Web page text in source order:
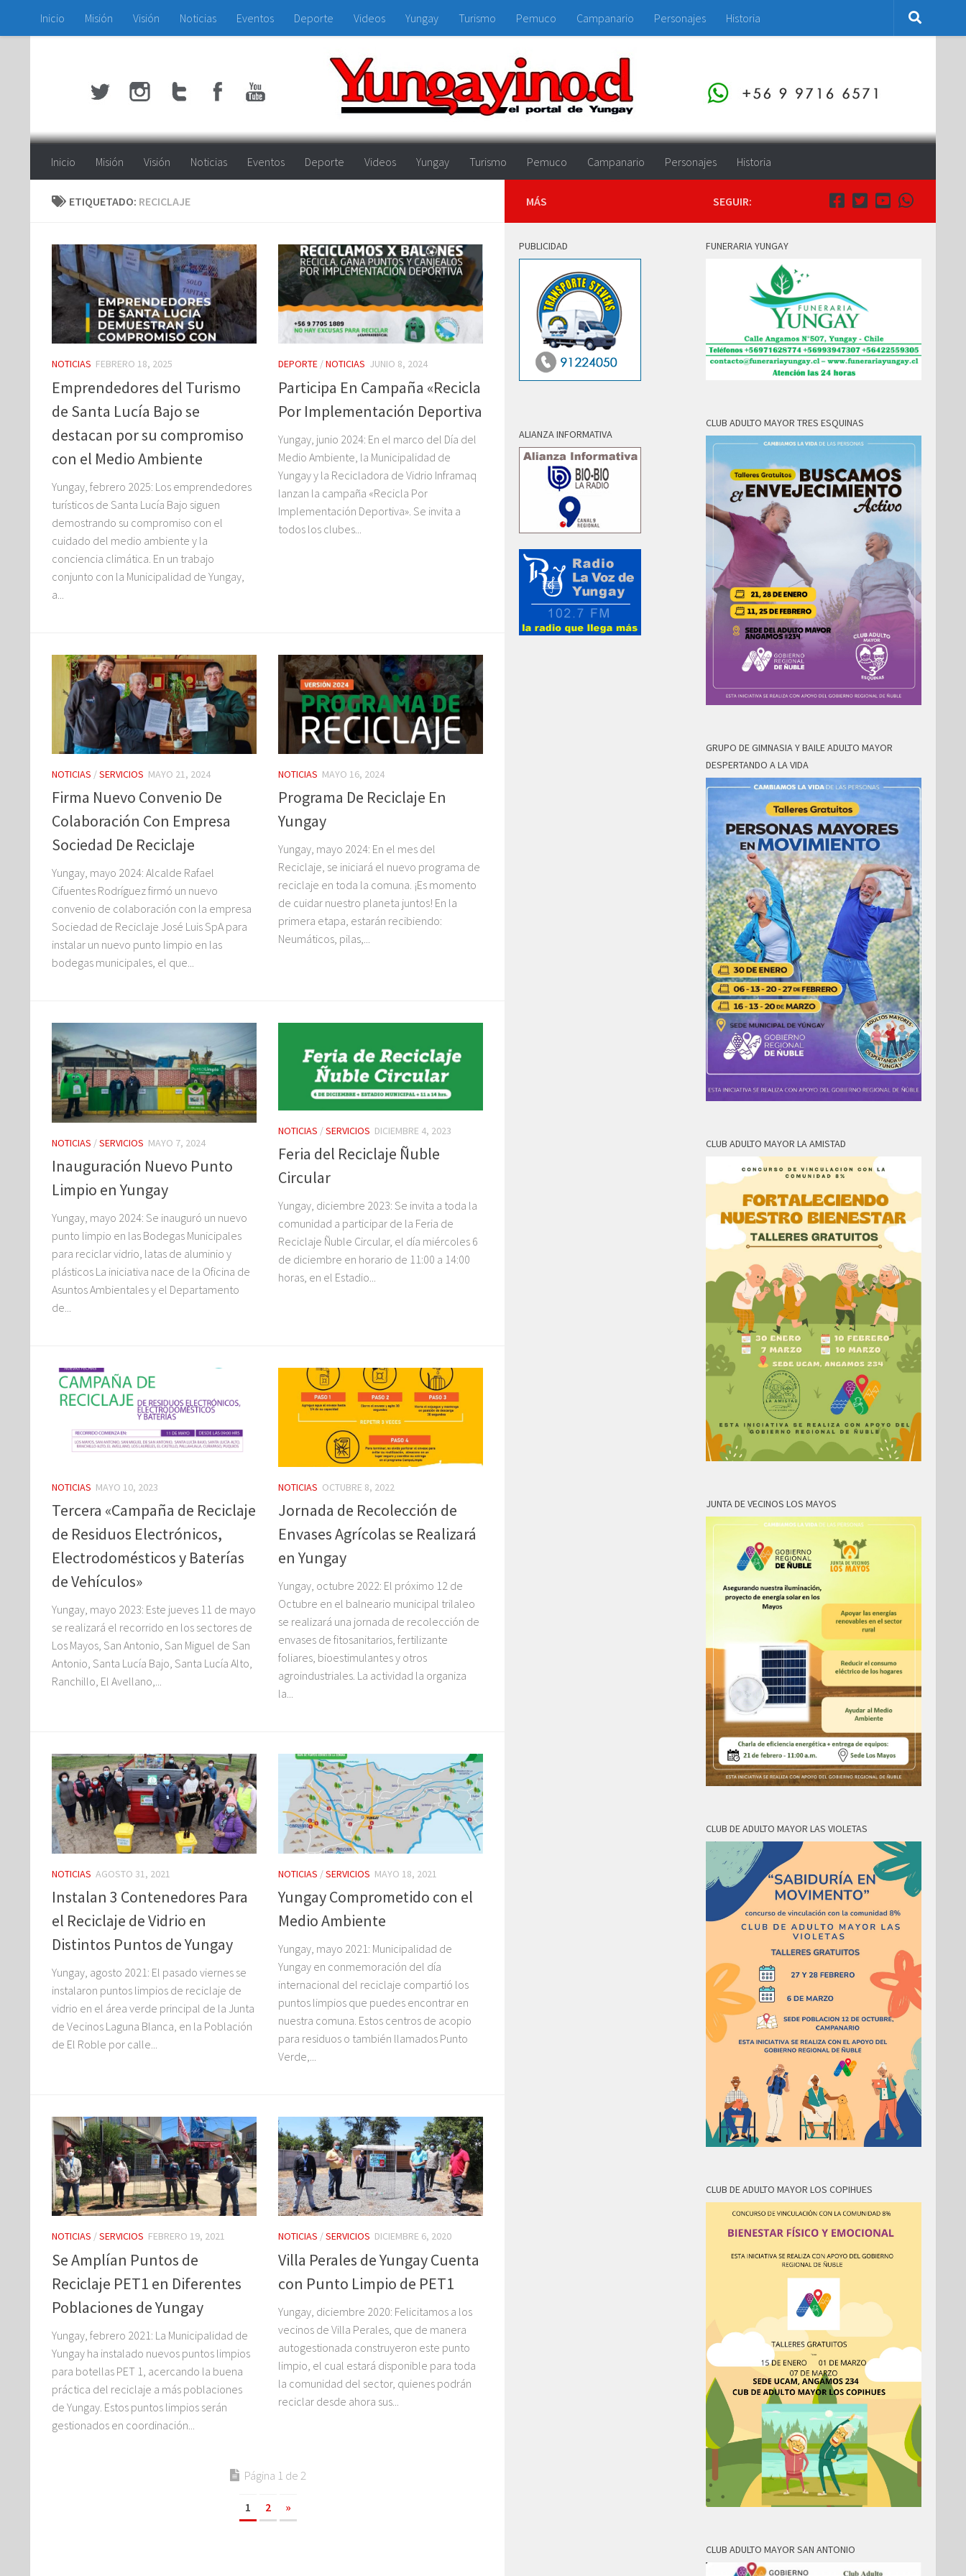
Saltar al contenido
Inicio Misión Visión Noticias Eventos Deporte Videos Yungay Turismo Pemuco Campanario Personajes Historia
Inicio Misión Visión Noticias Eventos Deporte Videos Yungay Turismo Pemuco Campanario Personajes Historia
ETIQUETADO: RECICLAJE
NOTICIAS FEBRERO 18, 2025
Emprendedores del Turismo
de Santa Lucía Bajo se
destacan por su compromiso
con el Medio Ambiente
Yungay, febrero 2025: Los emprendedores
turísticos de Santa Lucía Bajo siguen
demostrando su compromiso con el
cuidado del medio ambiente y la
conciencia climática. En un trabajo
conjunto con la Municipalidad de Yungay,
a...
DEPORTE /NOTICIAS JUNIO 8, 2024
Participa En Campaña «Recicla
Por Implementación Deportiva
Yungay, junio 2024: En el marco del Día del
Medio Ambiente, la Municipalidad de
Yungay y la Recicladora de Vidrio Inframaq
lanzan la campaña «Recicla Por
Implementación Deportiva». Se invita a
todos los clubes...
NOTICIAS /SERVICIOS MAYO 21, 2024
Firma Nuevo Convenio De
Colaboración Con Empresa
Sociedad De Reciclaje
Yungay, mayo 2024: Alcalde Rafael
Cifuentes Rodríguez firmó un nuevo
convenio de colaboración con la empresa
Sociedad de Reciclaje José Luis SpA para
instalar un nuevo punto limpio en las
bodegas municipales, el que...
NOTICIAS MAYO 16, 2024
Programa De Reciclaje En
Yungay
Yungay, mayo 2024: En el mes del
Reciclaje, se iniciará el nuevo programa de
reciclaje en toda la comuna. ¡Es momento
de cuidar nuestro planeta juntos! En la
primera etapa, estarán recibiendo:
Neumáticos, pilas,...
NOTICIAS /SERVICIOS MAYO 7, 2024
Inauguración Nuevo Punto
Limpio en Yungay
Yungay, mayo 2024: Se inauguró un nuevo
punto limpio en las Bodegas Municipales
para reciclar vidrio, latas de aluminio y
plásticos La iniciativa nace de la Oficina de
Asuntos Ambientales y el Departamento
de...
NOTICIAS /SERVICIOS DICIEMBRE 4, 2023
Feria del Reciclaje Ñuble
Circular
Yungay, diciembre 2023: Se invita a toda la
comunidad a participar de la Feria de
Reciclaje Ñuble Circular, el día miércoles 6
de diciembre en horario de 11:00 a 14:00
horas, en el Estadio...
NOTICIAS MAYO 10, 2023
Tercera «Campaña de Reciclaje
de Residuos Electrónicos,
Electrodomésticos y Baterías
de Vehículos»
Yungay, mayo 2023: Este jueves 11 de mayo
se realizará el recorrido en los sectores de
Los Mayos, San Antonio, San Miguel de San
Antonio, Santa Lucía Bajo, Santa Lucía Alto,
Ranchillo, El Avellano,...
NOTICIAS OCTUBRE 8, 2022
Jornada de Recolección de
Envases Agrícolas se Realizará
en Yungay
Yungay, octubre 2022: El próximo 12 de
Octubre en el balneario municipal trilaleo
se realizará una jornada de recolección de
envases de fitosanitarios, fertilizante
foliares, bioestimulantes y otros
agroindustriales. La actividad la organiza
la...
NOTICIAS AGOSTO 31, 2021
Instalan 3 Contenedores Para
el Reciclaje de Vidrio en
Distintos Puntos de Yungay
Yungay, agosto 2021: El pasado viernes se
instalaron puntos limpios de reciclaje de
vidrio en el área verde principal de la Junta
de Vecinos Laguna Blanca, en la Población
de El Roble por calle...
NOTICIAS /SERVICIOS MAYO 18, 2021
Yungay Comprometido con el
Medio Ambiente
Yungay, mayo 2021: Municipalidad de
Yungay en conmemoración del día
internacional del reciclaje compartió los
puntos limpios que puedes encontrar en
nuestra comuna. Estos centros de acopio
para residuos o también llamados Punto
Verde,...
NOTICIAS /SERVICIOS FEBRERO 19, 2021
Se Amplían Puntos de
Reciclaje PET1 en Diferentes
Poblaciones de Yungay
Yungay, febrero 2021: La Municipalidad de
Yungay ha instalado nuevos puntos limpios
para botellas PET 1, acercando la buena
práctica del reciclaje a más poblaciones
de Yungay. Estos puntos limpios serán
gestionados en coordinación...
NOTICIAS /SERVICIOS DICIEMBRE 6, 2020
Villa Perales de Yungay Cuenta
con Punto Limpio de PET1
Yungay, diciembre 2020: Felicitamos a los
vecinos de Villa Perales, que de manera
autogestionada construyeron este punto
limpio, el cual estará disponible para toda
la comunidad del sector, quienes podrán
reciclar desde ahora sus...
Página 1 de 2
1 2 »
SEGUIR:
FUNERARIA YUNGAY
CLUB ADULTO MAYOR TRES ESQUINAS
GRUPO DE GIMNASIA Y BAILE ADULTO MAYOR
DESPERTANDO A LA VIDA
CLUB ADULTO MAYOR LA AMISTAD
JUNTA DE VECINOS LOS MAYOS
CLUB DE ADULTO MAYOR LAS VIOLETAS
CLUB DE ADULTO MAYOR LOS COPIHUES
CLUB ADULTO MAYOR SAN ANTONIO
MÁS
PUBLICIDAD
ALIANZA INFORMATIVA